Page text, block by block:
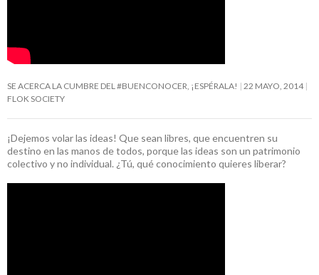
SE ACERCA LA CUMBRE DEL #BUENCONOCER, ¡ESPÉRALA!
22 MAYO, 2014
FLOK SOCIETY
¡Dejemos volar las ideas! Que sean libres, que encuentren su
destino en las manos de todos, porque las ideas son un patrimonio
colectivo y no individual. ¿Tú, qué conocimiento quieres liberar?